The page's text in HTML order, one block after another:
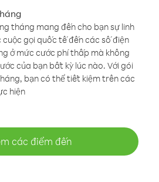
tháng mang đến cho bạn sự linh
gọi quốc tế đến các số điện
ở mức cước phí thấp mà không
của bạn bất kỳ lúc nào. Với gói
bạn có thể tiết kiệm trên các
hiện
các điểm đến